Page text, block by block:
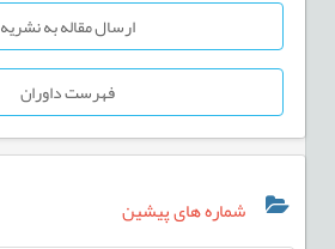
ارسال مقاله به نشریه
فهرست داوران
شماره های پیشین